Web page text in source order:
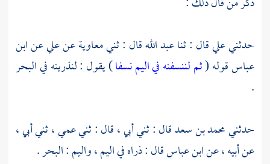
حدثنيعليقال : ثناعبد اللهقال : ثنيمعاويةعنعليعنابن
عباسقوله (ثم لننسفنه في اليم نسفا) يقول : لنذرينه في البحر
.
حدثنيمحمد بن سعدقال : ثني أبي ، قال : ثني عمي ، ثني أبي ،
عن أبيه ، عنابن عباسقال : ذراه في اليم ، واليم : البحر .